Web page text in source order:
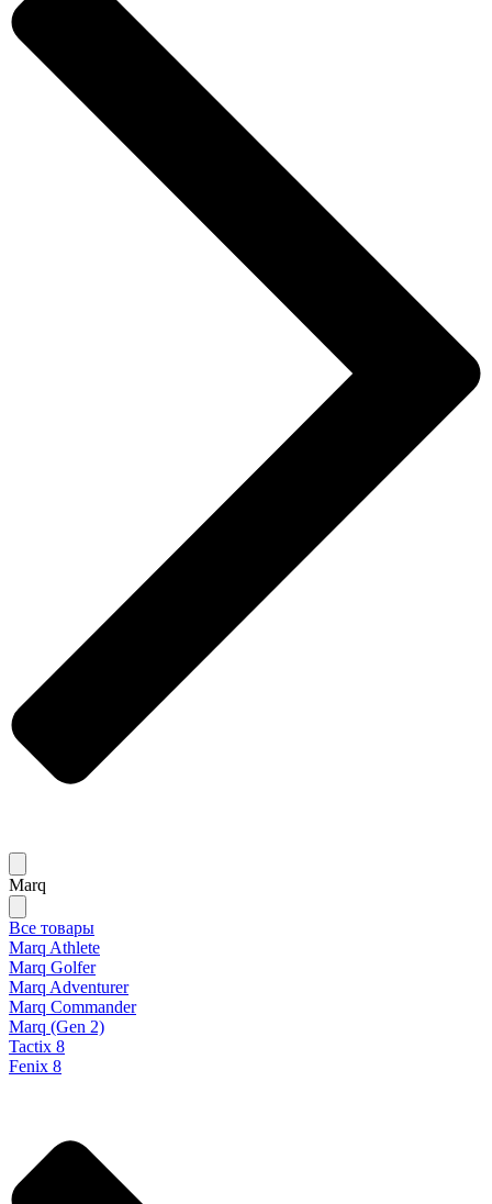
Marq
Все товары
Marq Athlete
Marq Golfer
Marq Adventurer
Marq Commander
Marq (Gen 2)
Tactix 8
Fenix 8